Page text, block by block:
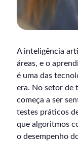
A inteligência
áreas, e o
é uma das
era. No setor de
começa a ser
testes práticos
que algoritmos
o desempenho